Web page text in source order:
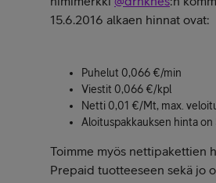
15.6.2016 alkaen hinnat ovat:
Puhelut 0,066 €/min
Viestit 0,066 €/kpl
Netti 0,01 €/Mt, max.
Aloituspakkauksen hinta on
Toimme myös nettipakettien
Prepaid tuotteeseen sekä jo